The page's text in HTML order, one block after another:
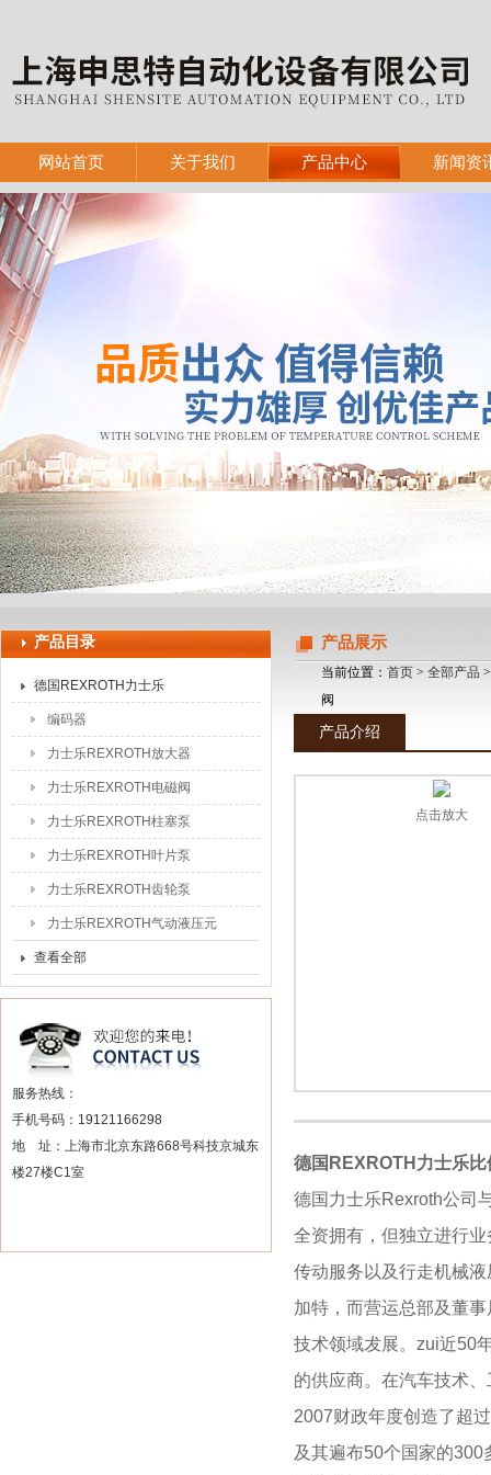
上海申思特自动化设备有限公司
网站首页 关于我们 产品中心 新闻资
产品目录
德国REXROTH力士乐
编码器
力士乐REXROTH放大器
力士乐REXROTH电磁阀
力士乐REXROTH柱塞泵
力士乐REXROTH叶片泵
力士乐REXROTH齿轮泵
力士乐REXROTH气动液压元
件
查看全部
服务热线：
手机号码：19121166298
地 址：上海市北京东路668号科技京城东
楼27楼C1室
产品展示
当前位置： 首页 > 全部产品
阀
产品介绍
点击放大
德国REXROTH力士乐
德国力士乐Rexroth公司
全资拥有，但独立进行
传动服务以及行走机械
加特，而营运总部及董
技术领域犮展。zui近50
的供应商。在汽车技术
2007财政年度创造了超
及其遍布50个国家的